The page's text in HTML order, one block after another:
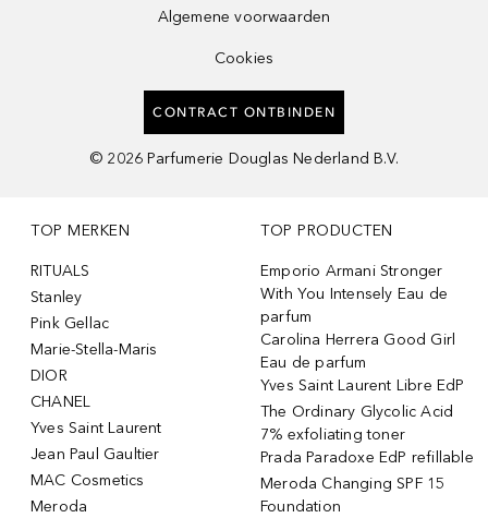
Algemene voorwaarden
Cookies
CONTRACT ONTBINDEN
© 2026 Parfumerie Douglas Nederland B.V.
TOP MERKEN
RITUALS
Stanley
Pink Gellac
Marie-Stella-Maris
DIOR
CHANEL
Yves Saint Laurent
Jean Paul Gaultier
MAC Cosmetics
Meroda
TOP PRODUCTEN
Emporio Armani Stronger
With You Intensely Eau de
parfum
Carolina Herrera Good Girl
Eau de parfum
Yves Saint Laurent Libre EdP
The Ordinary Glycolic Acid
7% exfoliating toner
Prada Paradoxe EdP refillable
Meroda Changing SPF 15
Foundation